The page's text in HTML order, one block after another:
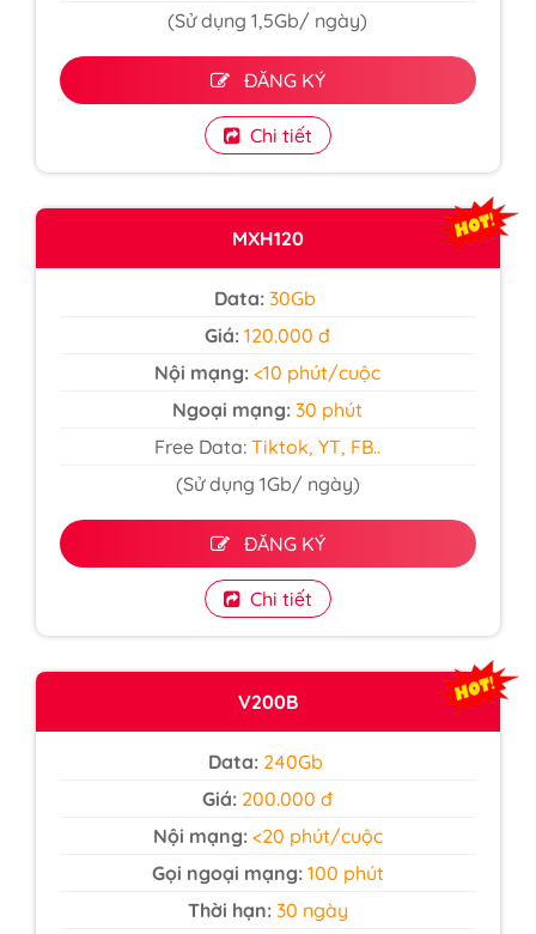
(Sử dụng 1,5Gb/ ngày)
ĐĂNG KÝ
Chi tiết
MXH120
Data: 30Gb
Giá:120.000 đ
Nội mạng:<10 phút/cuộc
Ngoại mạng: 30 phút
Free Data:Tiktok, YT, FB..
(Sử dụng 1Gb/ ngày)
ĐĂNG KÝ
Chi tiết
V200B
Data: 240Gb
Giá: 200.000 đ
Nội mạng: <20 phút/cuộc
Gọi ngoại mạng:100 phút
Thời hạn:30 ngày